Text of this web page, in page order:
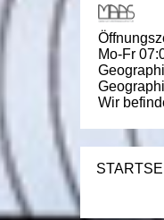
Mo-Fr
Wir